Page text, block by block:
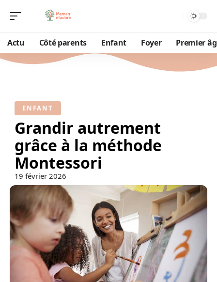
Actu Côté parents Enfant Foyer Premier
ENFANT
Grandir autrement
grâce à la méthode
Montessori
19 février 2026